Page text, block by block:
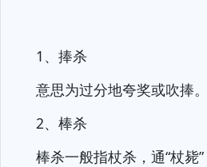
1、捧杀
意思为过分地夸奖或吹捧。
2、棒杀
棒杀一般指杖杀，通“杖毙